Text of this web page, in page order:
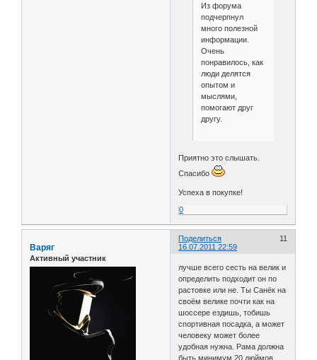
Из форума
подчерпнул
много полезной
информации.
Очень
понравилось, как
люди делятся
опытом и
мыслями,
помогают друг
другу.
Приятно это слышать.
Спасибо
Успеха в покупке!
0
Поделиться
11
16.07.2011 22:59
Варяг
Активный участник
лучше всего сесть на велик и
определить подходит он по
растовке или не. Ты Санёк на
своём велике почти как на
шоссере ездишь, тобишь
спортивная посадка, а может
человеку может более
удобная нужна. Рама должна
быть минимум 20 дюймов.